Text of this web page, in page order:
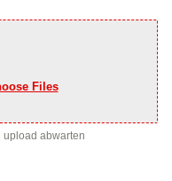
Files
upload abwarten